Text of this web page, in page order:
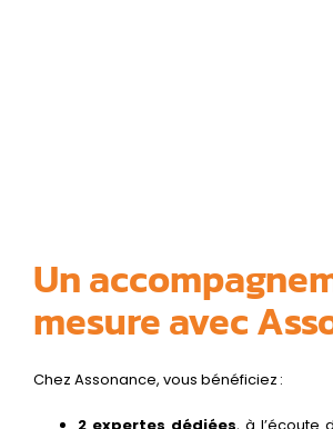
Un
mesure avec
Chez Assonance, vous bénéficiez :